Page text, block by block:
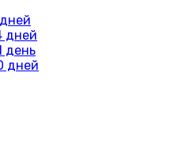
дней
день
дней